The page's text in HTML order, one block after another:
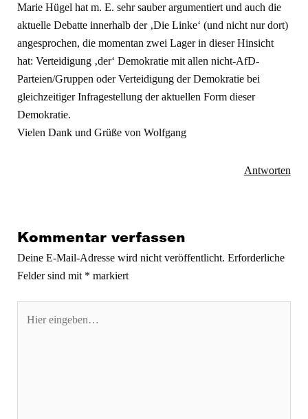
Marie Hügel hat m. E. sehr sauber argumentiert und auch die
aktuelle Debatte innerhalb der ‚Die Linke‘ (und nicht nur dort)
angesprochen, die momentan zwei Lager in dieser Hinsicht
hat: Verteidigung ‚der‘ Demokratie mit allen nicht-AfD-
Parteien/Gruppen oder Verteidigung der Demokratie bei
gleichzeitiger Infragestellung der aktuellen Form dieser
Demokratie.
Vielen Dank und Grüße von Wolfgang
Antworten
Kommentar verfassen
Deine E-Mail-Adresse wird nicht veröffentlicht. Erforderliche
Felder sind mit * markiert
eingeben…